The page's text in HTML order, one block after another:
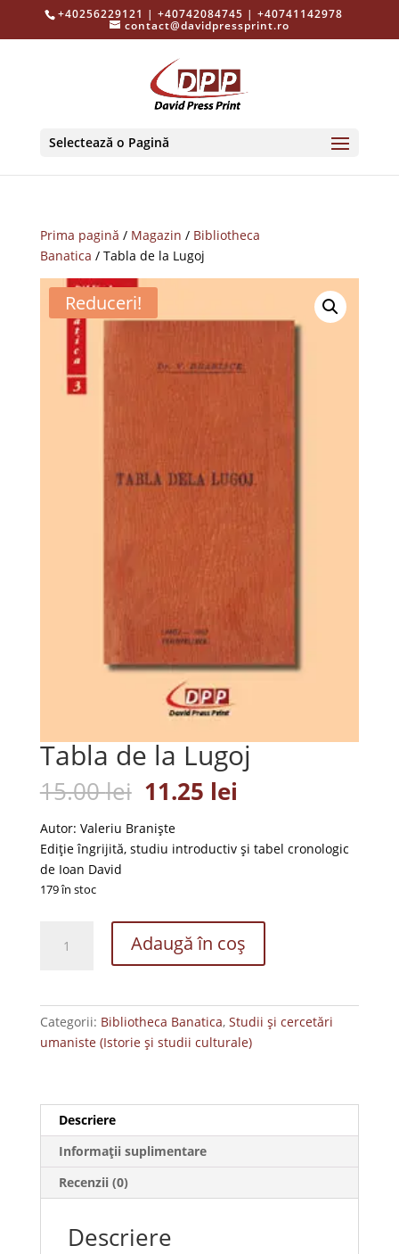
+40256229121 | +40742084745 | +40741142978
contact@davidpressprint.ro
Selectează o Pagină
Prima pagină / Magazin / Bibliotheca
Banatica / Tabla de la Lugoj
Reduceri!
Tabla de la Lugoj
15.00lei Prețul
inițial
a
fost:
11.25 lei
11.25 lei.
Autor: Valeriu Braniște
Ediție îngrijită, studiu introductiv și tabel cronologic
de Ioan David
179 în stoc
Tabla
Adaugă în coș
Categorii: Bibliotheca Banatica, Studii și cercetări
umaniste (Istorie și studii culturale)
Descriere
Informații suplimentare
Recenzii (0)
Descriere